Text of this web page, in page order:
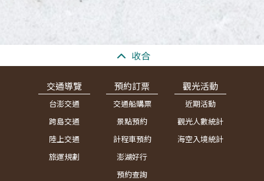
收合
交通導覽
台澎交通
跨島交通
陸上交通
旅運規劃
預約訂票
交通船購票
景點預約
計程車預約
澎湖好行
預約查詢
觀光活動
近期活動
觀光人數統計
海空入境統計